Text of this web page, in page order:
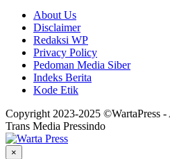
About Us
Disclaimer
Redaksi WP
Privacy Policy
Pedoman Media Siber
Indeks Berita
Kode Etik
Copyright 2023-2025 ©WartaPress
Trans Media Pressindo
×